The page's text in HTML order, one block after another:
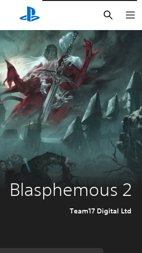
Blasphemous 2
Team17 Digital Ltd